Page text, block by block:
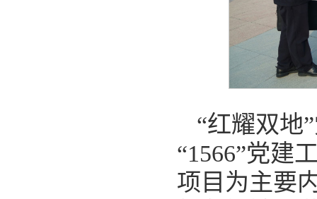
“红耀双地
“1566”党建
项目为主要